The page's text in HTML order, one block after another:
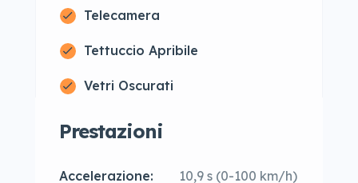
Telecamera
Tettuccio Apribile
Vetri Oscurati
Prestazioni
Accelerazione: 10,9 s (0-100 km/h)